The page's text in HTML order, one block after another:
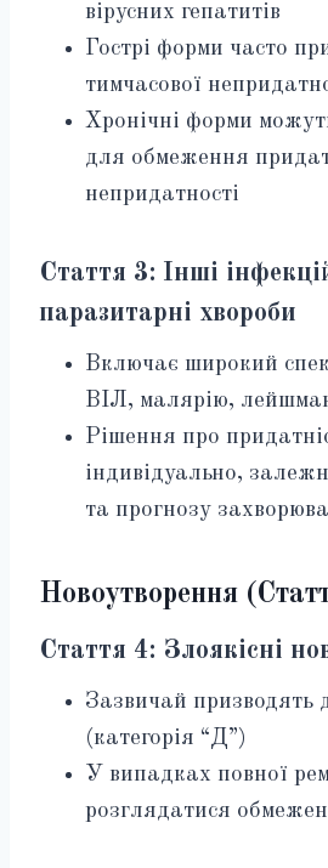
вірусних гепатитів
Гострі форми часто
тимчасової
Хронічні форми
для обмеження
непридатності
Стаття 3: Інші
паразитарні хвороби
Включає широкий
ВІЛ, малярію,
Рішення про
індивідуально,
та прогнозу
Новоутворення
Стаття 4: Злоякісні
Зазвичай призводять
(категорія “Д”)
У випадках повної
розглядатися